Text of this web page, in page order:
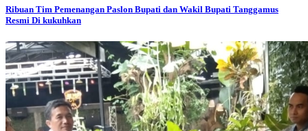
Ribuan Tim Pemenangan Paslon Bupati dan Wakil Bupati Tanggamus
Resmi Di kukuhkan